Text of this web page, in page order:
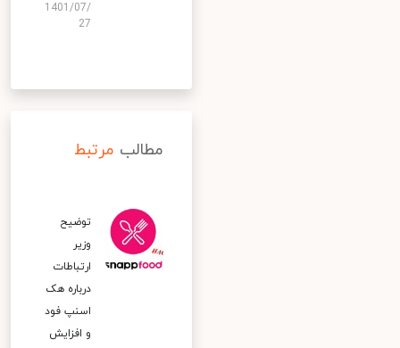
1401/07/
27
مطالب مرتبط
توضیح
وزیر
ارتباطات
درباره هک
اسنپ‌ فود
و افزایش